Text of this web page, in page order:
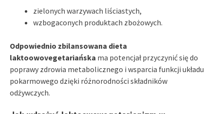
zielonych warzywach liściastych,
wzbogaconych produktach zbożowych.
Odpowiednio zbilansowana dieta
laktoowovegetariańska ma potencjał przyczynić się do
poprawy zdrowia metabolicznego i wsparcia funkcji układu
pokarmowego dzięki różnorodności składników
odżywczych.